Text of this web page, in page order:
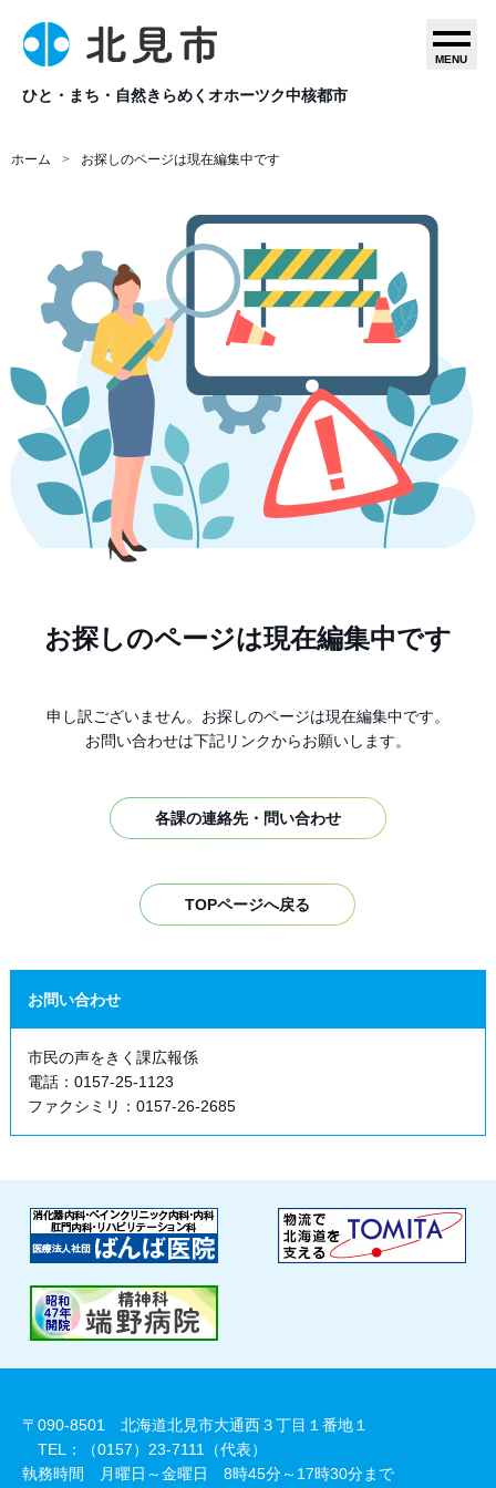
ひと・まち・自然きらめくオホーツク中核都市
MENU
ホーム お探しのページは現在編集中です
お探しのページは現在編集中です
申し訳ございません。お探しのページは現在編集中です。
お問い合わせは下記リンクからお願いします。
各課の連絡先・問い合わせ
TOPページへ戻る
お問い合わせ
市民の声をきく課広報係
電話：0157-25-1123
ファクシミリ：0157-26-2685
〒090-8501 北海道北見市大通西３丁目１番地１
TEL：（0157）23-7111（代表）
執務時間 月曜日～金曜日 8時45分～17時30分まで